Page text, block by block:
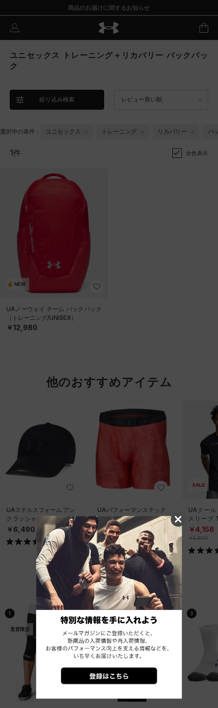
商品のお届けに関するお知らせ
ユニセックス トレーニング＋リカバリー バックパッ
ク
絞り込み検索 レビュー良い順
選択中の条件： ユニセックス トレーニング リカバリー バ
1件 全色表示
NEW
UAノーウェイ チーム バックパック
（トレーニング/UNISEX）
￥12,980
他のおすすめアイテム
UAステルスフォーム アン
クラッシャブル キャップ
（ライフスタイル/UNISE
￥6,490
UAパフォーマンステック
6インチ ノベルティ アン
ダーウェア（トレーニン
グ/MEN）
￥2,970
SALE
UAクール
スリーブ
ーニング/
￥4,158
￥5,940
ベストセラー
1
直営限定
3